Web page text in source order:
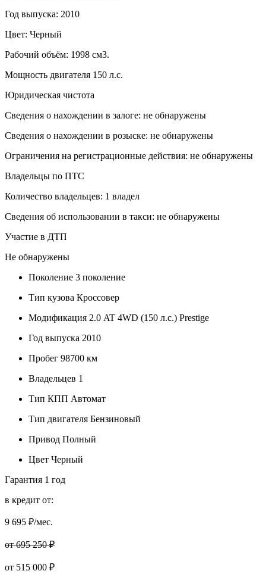
Год выпуска: 2010
Цвет: Черный
Рабочий объём: 1998 см3.
Мощность двигателя 150 л.с.
Юридическая чистота
Сведения о нахождении в залоге: не обнаружены
Сведения о нахождении в розыске: не обнаружены
Ограничения на регистрационные действия: не обнаружены
Владельцы по ПТС
Количество владельцев: 1 владел
Сведения об использовании в такси: не обнаружены
Участие в ДТП
Не обнаружены
Поколение 3 поколение
Тип кузова Кроссовер
Модификация 2.0 AT 4WD (150 л.с.) Prestige
Год выпуска 2010
Пробег 98700 км
Владельцев 1
Тип КПП Автомат
Тип двигателя Бензиновый
Привод Полный
Цвет Черный
Гарантия 1 год
в кредит от:
9 695 ₽/мес.
от 695 250 ₽
от 515 000 ₽